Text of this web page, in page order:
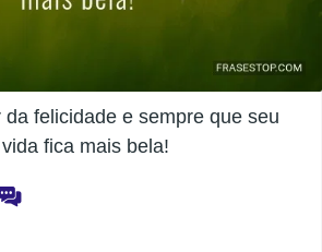
felicidade e sempre que seu
fica mais bela!